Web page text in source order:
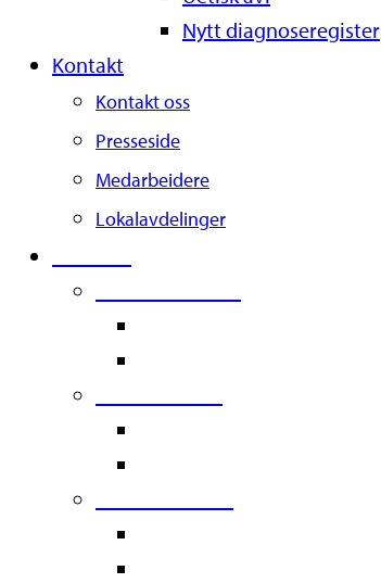
Nytt diagnoseregister
Kontakt
Kontakt oss
Presseside
Medarbeidere
Lokalavdelinger